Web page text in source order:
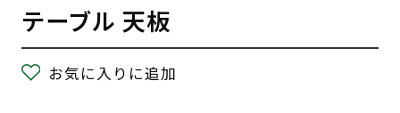
テーブル 天板
お気に入りに追加